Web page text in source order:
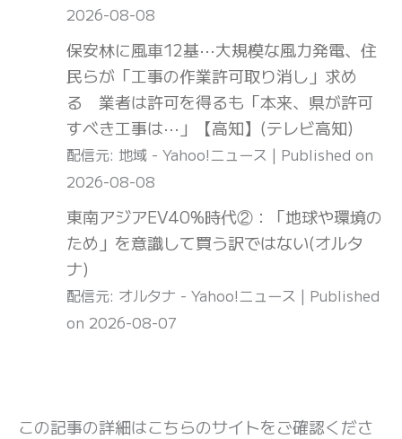
2026-08-08
保安林に風車12基⋯大規模な風力発電、住
民らが「工事の作業許可取り消し」求め
る 業者は許可を得るも「本来、県が許可
すべき工事は⋯」【高知】(テレビ高知)
配信元: 地域 - Yahoo!ニュース
Published on
2026-08-08
東南アジアEV40%時代②：「地球や環境の
ため」を意識して買う訳ではない(オルタ
ナ)
配信元: オルタナ - Yahoo!ニュース
Published
on 2026-08-07
この記事の詳細はこちらのサイトをご確認くださ